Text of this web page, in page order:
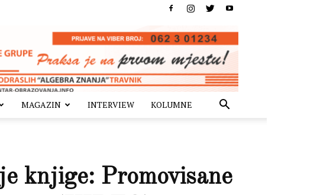
MAGAZIN INTERVIEW KOLUMNE
knjige: Promovisane